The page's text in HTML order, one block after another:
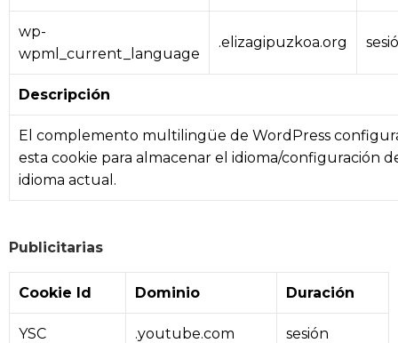
wp-
wpml_current_language
.elizagipuzkoa.org
Descripción
El complemento multilingüe de WordPress
esta cookie para almacenar el idioma/configuración
idioma actual.
Publicitarias
Cookie Id Dominio Duración
YSC .youtube.com sesión